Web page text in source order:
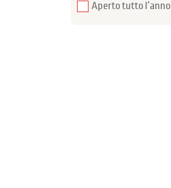
Aperto tutto l’anno